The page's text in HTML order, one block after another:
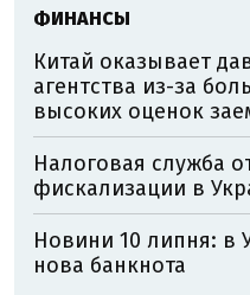
ФИНАНСЫ
Китай оказывает
агентства из-за
высоких оценок
Налоговая служба
фискализации в
Новини 10 липня: в
нова банкнота